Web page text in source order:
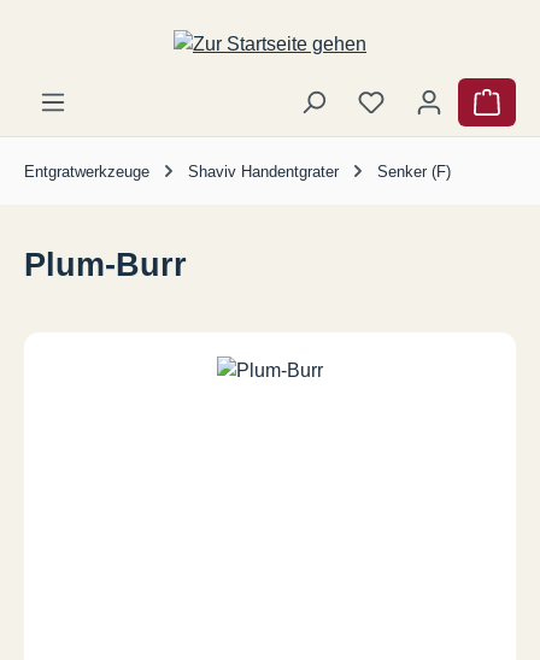
Zum Hauptinhalt springen
Entgratwerkzeuge Shaviv Handentgrater Senker (F)
Plum-Burr